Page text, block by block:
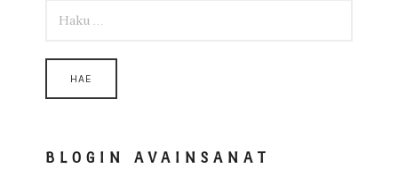
BLOGIN AVAINSANAT